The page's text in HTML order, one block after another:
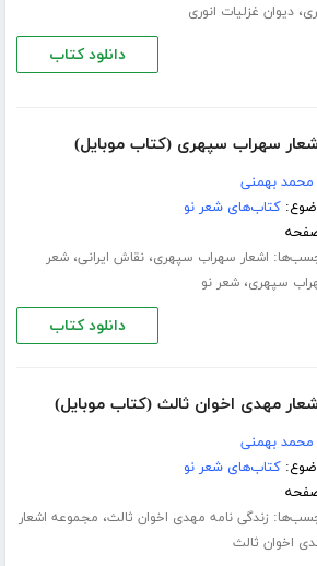
،دیوان غزلیات انوری
دانلود کتاب
سهراب سپهری (کتاب موبایل)
محمد بهمنی
کتاب‌های شعر نو
اشعار سهراب سپهری،نقاش ایرانی،شعر
سپهری،شعر نو
دانلود کتاب
مهدی اخوان ثالث (کتاب موبایل)
محمد بهمنی
کتاب‌های شعر نو
زندگی نامه مهدی اخوان ثالث، مجموعه اشعار
اخوان ثالث